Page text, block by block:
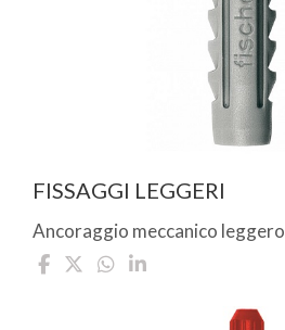
FISSAGGI LEGGERI
Ancoraggio meccanico leggero